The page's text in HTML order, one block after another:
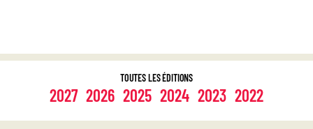
TOUTES LES ÉDITIONS
2027 2026 2025 2024 2023 2022